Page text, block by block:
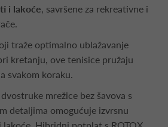
i lakoće, savršene za rekreativne i
traže optimalno ublažavanje
kretanju, ove tenisice pružaju
svakom koraku.
mrežice bez šavova s
detaljima omogućuje izvrsnu